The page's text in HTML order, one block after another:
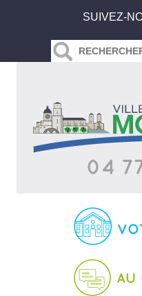
SUIVEZ-